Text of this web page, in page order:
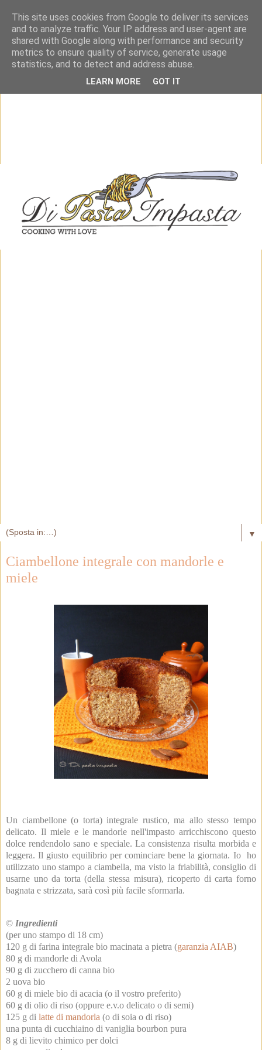
▼
Ciambellone integrale con mandorle e
miele
Un ciambellone (o torta) integrale rustico, ma allo stesso tempo
delicato. Il miele e le mandorle nell'impasto arricchiscono questo
dolce rendendolo sano e speciale. La consistenza risulta morbida e
leggera. Il giusto equilibrio per cominciare bene la giornata. Io ho
utilizzato uno stampo a ciambella, ma visto la friabilità, consiglio di
usarne uno da torta (della stessa misura), ricoperto di carta forno
bagnata e strizzata, sarà così più facile sformarla.
© Ingredienti
(per uno stampo di 18 cm)
120 g di farina integrale bio macinata a pietra (garanzia AIAB)
80 g di mandorle di Avola
90 g di zucchero di canna bio
2 uova bio
60 g di miele bio di acacia (o il vostro preferito)
60 g di olio di riso (oppure e.v.o delicato o di semi)
125 g di latte di mandorla (o di soia o di riso)
una punta di cucchiaino di vaniglia bourbon pura
8 g di lievito chimico per dolci
This site uses cookies from Google to deliver its services
and to analyze traffic. Your IP address and user-agent are
shared with Google along with performance and security
metrics to ensure quality of service, generate usage
statistics, and to detect and address abuse.
LEARN MORE GOT IT